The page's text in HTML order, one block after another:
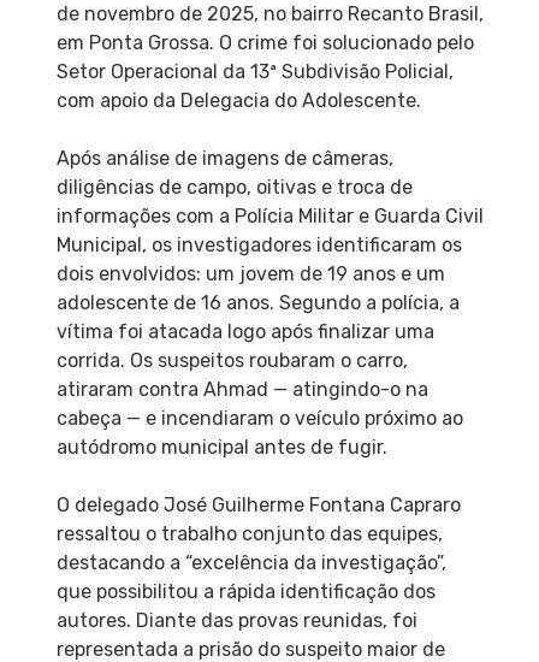
de novembro de 2025, no bairro Recanto Brasil,
em Ponta Grossa. O crime foi solucionado pelo
Setor Operacional da 13ª Subdivisão Policial,
com apoio da Delegacia do Adolescente.
Após análise de imagens de câmeras,
diligências de campo, oitivas e troca de
informações com a Polícia Militar e Guarda Civil
Municipal, os investigadores identificaram os
dois envolvidos: um jovem de 19 anos e um
adolescente de 16 anos. Segundo a polícia, a
vítima foi atacada logo após finalizar uma
corrida. Os suspeitos roubaram o carro,
atiraram contra Ahmad — atingindo-o na
cabeça — e incendiaram o veículo próximo ao
autódromo municipal antes de fugir.
O delegado José Guilherme Fontana Capraro
ressaltou o trabalho conjunto das equipes,
destacando a “excelência da investigação”,
que possibilitou a rápida identificação dos
autores. Diante das provas reunidas, foi
representada a prisão do suspeito maior de